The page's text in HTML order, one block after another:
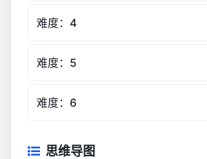
难度：4
难度：5
难度：6
思维导图